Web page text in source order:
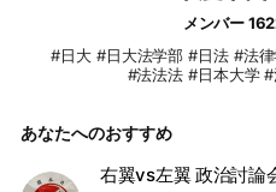
メンバー
#日大 #日大法学部 #日法 #法
#法法法 #日本大学
あなたへのおすすめ
右翼vs左翼 政治討論